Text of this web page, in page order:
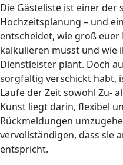
Die Gästeliste ist einer der
Hochzeitsplanung – und
entscheidet, wie groß
kalkulieren müsst und wie
Dienstleister plant. Doch
sorgfältig verschickt habt,
Laufe der Zeit sowohl Zu-
Kunst liegt darin, flexibel
Rückmeldungen
vervollständigen, dass sie
entspricht.